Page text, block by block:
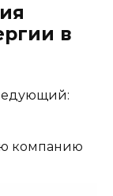
в
компанию